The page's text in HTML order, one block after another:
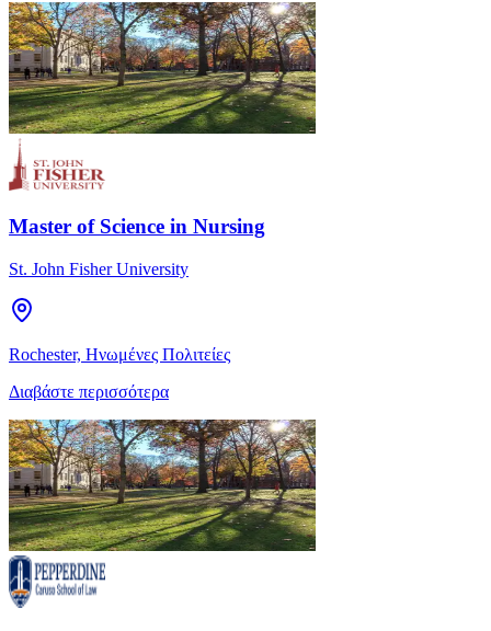
Master of Science in Nursing
St. John Fisher University
Rochester, Ηνωμένες Πολιτείες
Διαβάστε περισσότερα